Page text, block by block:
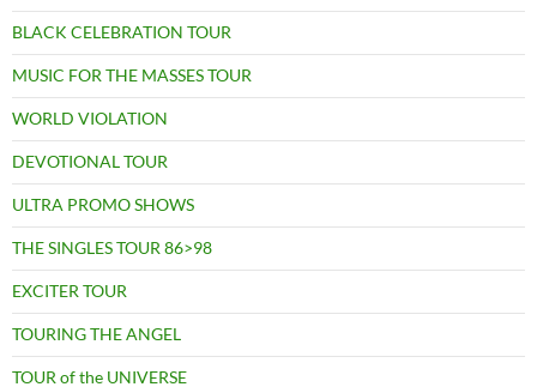
BLACK CELEBRATION TOUR
MUSIC FOR THE MASSES TOUR
WORLD VIOLATION
DEVOTIONAL TOUR
ULTRA PROMO SHOWS
THE SINGLES TOUR 86>98
EXCITER TOUR
TOURING THE ANGEL
TOUR of the UNIVERSE